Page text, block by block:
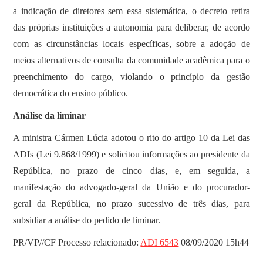
a indicação de diretores sem essa sistemática, o decreto retira
das próprias instituições a autonomia para deliberar, de acordo
com as circunstâncias locais específicas, sobre a adoção de
meios alternativos de consulta da comunidade acadêmica para o
preenchimento do cargo, violando o princípio da gestão
democrática do ensino público.
Análise da liminar
A ministra Cármen Lúcia adotou o rito do artigo 10 da Lei das
ADIs (Lei 9.868/1999) e solicitou informações ao presidente da
República, no prazo de cinco dias, e, em seguida, a
manifestação do advogado-geral da União e do procurador-
geral da República, no prazo sucessivo de três dias, para
subsidiar a análise do pedido de liminar.
PR/VP//CF Processo relacionado: ADI 6543 08/09/2020 15h44